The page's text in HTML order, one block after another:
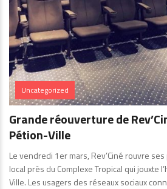
Uncategorized
Grande réouverture de
Pétion-Ville
Le vendredi 1er mars, Rev’Ciné rouvre
local près du Complexe Tropical qui jouxte
Ville. Les usagers des réseaux sociaux